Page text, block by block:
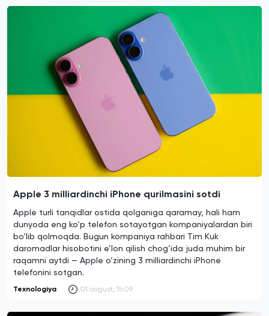
Apple 3 milliardinchi iPhone qurilmasini sotdi
Apple turli tanqidlar ostida qolganiga qaramay, hali ham
dunyoda eng ko‘p telefon sotayotgan kompaniyalardan biri
bo‘lib qolmoqda. Bugun kompaniya rahbari Tim Kuk
daromadlar hisobotini e’lon qilish chog‘ida juda muhim bir
raqamni aytdi — Apple o‘zining 3 milliardinchi iPhone
telefonini sotgan.
Texnologiya 01 avgust, 15:09